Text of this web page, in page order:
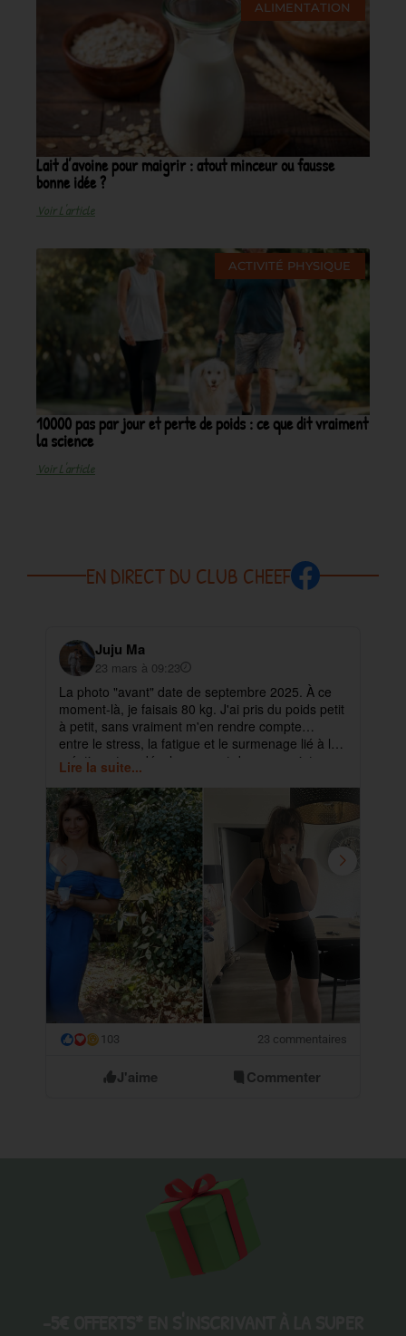
ALIMENTATION
Lait d’avoine pour maigrir : atout minceur ou fausse
bonne idée ?
Voir L'article
ACTIVITÉ PHYSIQUE
10000 pas par jour et perte de poids : ce que dit vraiment
la science
Voir L'article
EN DIRECT DU CLUB CHEEF
Juju Ma
23 mars à 09:23
La photo "avant" date de septembre 2025. À ce
moment-là, je faisais 80 kg. J'ai pris du poids petit
à petit, sans vraiment m'en rendre compte…
entre le stress, la fatigue et le surmenage lié à la
création et au développement de mes projets.
Lire la suite...
😮 103 23 commentaires
J'aime Commenter